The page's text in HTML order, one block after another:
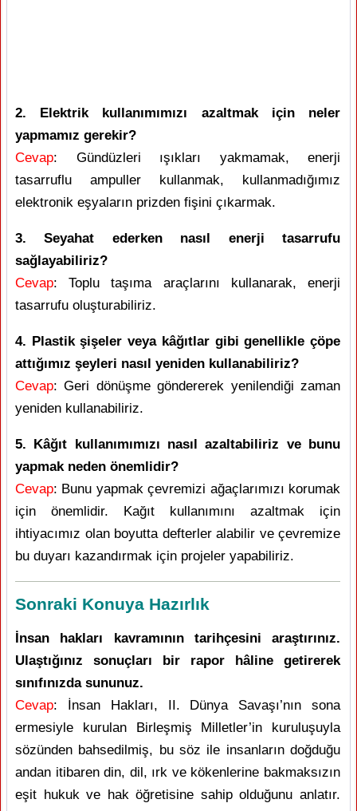
2. Elektrik kullanımımızı azaltmak için neler
yapmamız gerekir?
Cevap: Gündüzleri ışıkları yakmamak, enerji
tasarruflu ampuller kullanmak, kullanmadığımız
elektronik eşyaların prizden fişini çıkarmak.
3. Seyahat ederken nasıl enerji tasarrufu
sağlayabiliriz?
Cevap: Toplu taşıma araçlarını kullanarak, enerji
tasarrufu oluşturabiliriz.
4. Plastik şişeler veya kâğıtlar gibi genellikle çöpe
attığımız şeyleri nasıl yeniden kullanabiliriz?
Cevap: Geri dönüşme göndererek yenilendiği zaman
yeniden kullanabiliriz.
5. Kâğıt kullanımımızı nasıl azaltabiliriz ve bunu
yapmak neden önemlidir?
Cevap: Bunu yapmak çevremizi ağaçlarımızı korumak
için önemlidir. Kağıt kullanımını azaltmak için
ihtiyacımız olan boyutta defterler alabilir ve çevremize
bu duyarı kazandırmak için projeler yapabiliriz.
Sonraki Konuya Hazırlık
İnsan hakları kavramının tarihçesini araştırınız.
Ulaştığınız sonuçları bir rapor hâline getirerek
sınıfınızda sununuz.
Cevap: İnsan Hakları, II. Dünya Savaşı’nın sona
ermesiyle kurulan Birleşmiş Milletler’in kuruluşuyla
sözünden bahsedilmiş, bu söz ile insanların doğduğu
andan itibaren din, dil, ırk ve kökenlerine bakmaksızın
eşit hukuk ve hak öğretisine sahip olduğunu anlatır.